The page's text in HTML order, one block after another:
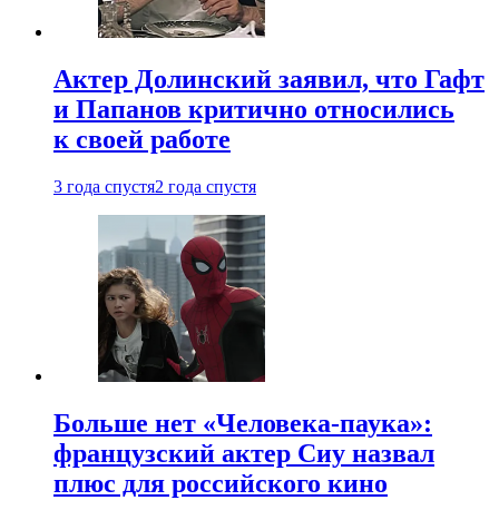
Актер Долинский заявил, что Гафт
и Папанов критично относились
к своей работе
3 года спустя2 года спустя
Больше нет «Человека-паука»:
французский актер Сиу назвал
плюс для российского кино